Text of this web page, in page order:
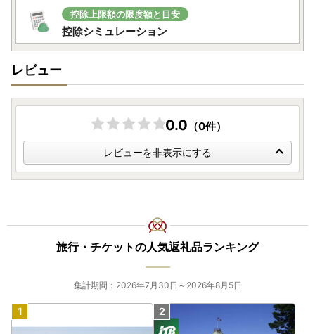
控除上限額の限度額と目安
控除シミュレーション
レビュー
0.0 （0件）
レビューを非表示にする
旅行・チケットの人気返礼品ランキング
集計期間：2026年7月30日～2026年8月5日